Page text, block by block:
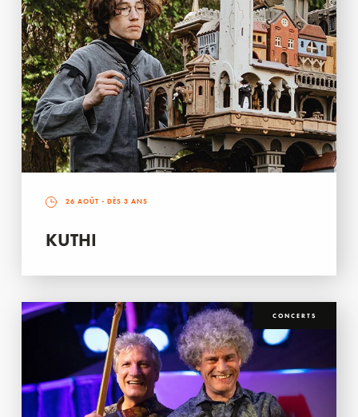
26 AOÛT - DÈS 3 ANS
KUTHI
CONCERTS